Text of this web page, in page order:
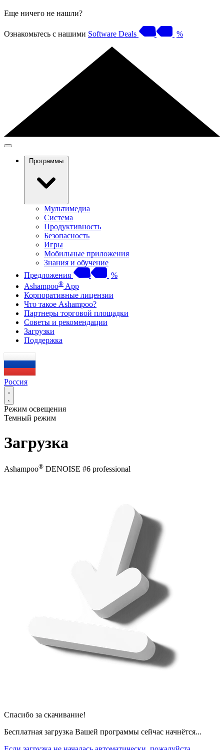
Еще ничего не нашли?
Ознакомьтесь с нашими Software Deals %
Программы
Мультимедиа
Система
Продуктивность
Безопасность
Игры
Мобильные приложения
Знания и обучение
Предложения
%
Ashampoo® App
Корпоративные лицензии
Что такое Ashampoo?
Партнеры торговой площадки
Советы и рекомендации
Загрузки
Поддержка
Россия
Режим освещения
Темный режим
Загрузка
Ashampoo® DENOISE #6 professional
Спасибо за скачивание!
Бесплатная загрузка Вашей программы сейчас начнётся...